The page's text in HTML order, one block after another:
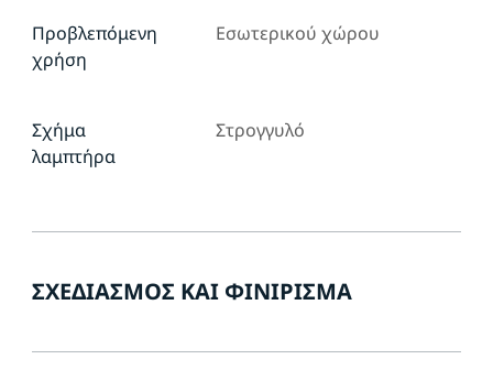
Προβλεπόμενη
χρήση
Εσωτερικού χώρου
Σχήμα
λαμπτήρα
Στρογγυλό
ΣΧΕΔΙΑΣΜΌΣ ΚΑΙ ΦΙΝΊΡΙΣΜΑ